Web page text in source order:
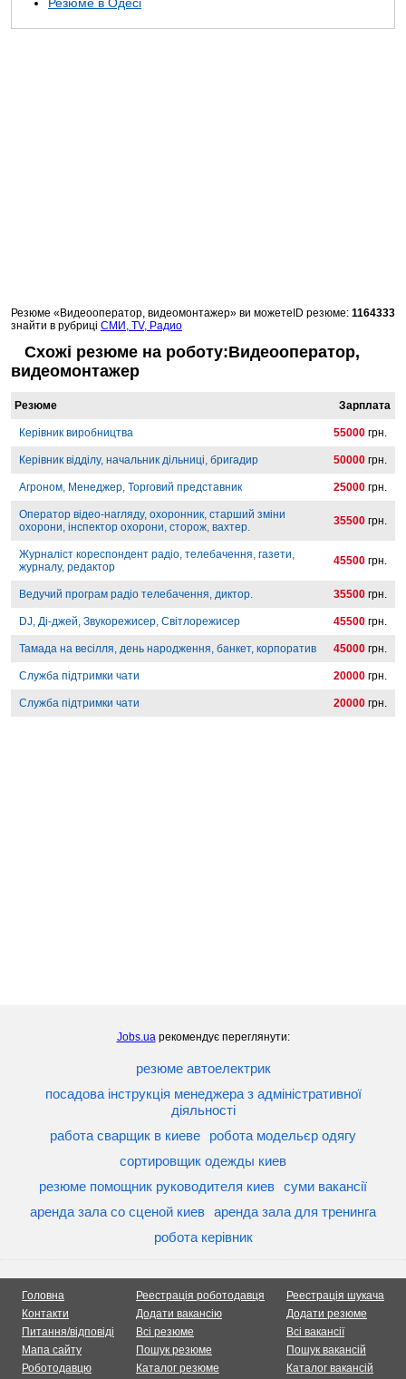
Резюме в Одесі
Резюме «Видеооператор, видеомонтажер» ви можете
знайти в рубриці СМИ, TV, Радио
ID резюме: 1164333
Схожі резюме на роботу:Видеооператор,
видеомонтажер
Резюме Зарплата
Керівник виробництва 55000 грн.
Керівник відділу, начальник дільниці, бригадир 50000 грн.
Агроном, Менеджер, Торговий представник 25000 грн.
Оператор відео-нагляду, охоронник, старший зміни
охорони, інспектор охорони, сторож, вахтер.
35500 грн.
Журналіст кореспондент радіо, телебачення, газети,
журналу, редактор
45500 грн.
Ведучий програм радіо телебачення, диктор. 35500 грн.
DJ, Ді-джей, Звукорежисер, Світлорежисер 45500 грн.
Тамада на весілля, день народження, банкет, корпоратив 45000 грн.
Служба підтримки чати 20000 грн.
Служба підтримки чати 20000 грн.
Jobs.uaрекомендує переглянути:
резюме автоелектрик
посадова інструкція менеджера з адміністративної
діяльності
работа сварщик в киеве
робота модельєр одягу
сортировщик одежды киев
резюме помощник руководителя киев суми вакансії
аренда зала со сценой киев аренда зала для тренинга
робота керівник
Головна
Контакти
Питання/відповіді
Мапа сайту
Роботодавцю
Реестрація роботодавця
Додати вакансію
Всі резюме
Пошук резюме
Каталог резюме
Реестрація шукача
Додати резюме
Всі вакансії
Пошук вакансій
Каталог вакансій